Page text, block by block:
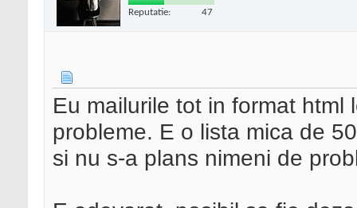
Reputatie: 47
Eu mailurile tot in format html
probleme. E o lista mica de
si nu s-a plans nimeni de